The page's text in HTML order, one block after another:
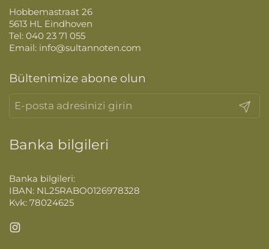
Hobbemastraat 26
5613 HL Eindhoven
Tel: 040 23 71 055
Email: info@sultannoten.com
Bültenimize abone olun
Gönder
Banka bilgileri
Banka bilgileri:
IBAN: NL25RABO0126978328
Kvk: 78024625
Instagram